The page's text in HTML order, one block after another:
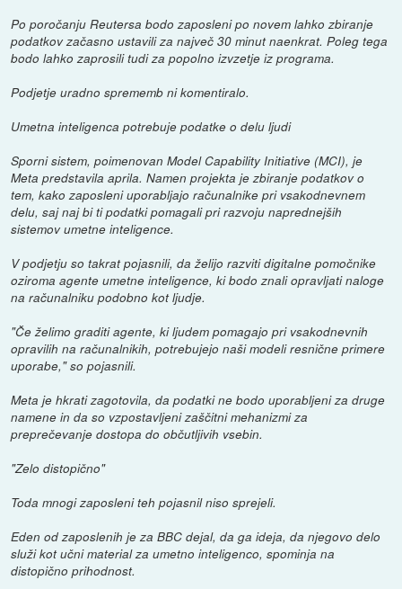
Po poročanju Reutersa bodo zaposleni po novem lahko zbiranje
podatkov začasno ustavili za največ 30 minut naenkrat. Poleg tega
bodo lahko zaprosili tudi za popolno izvzetje iz programa.
Podjetje uradno sprememb ni komentiralo.
Umetna inteligenca potrebuje podatke o delu ljudi
Sporni sistem, poimenovan Model Capability Initiative (MCI), je
Meta predstavila aprila. Namen projekta je zbiranje podatkov o
tem, kako zaposleni uporabljajo računalnike pri vsakodnevnem
delu, saj naj bi ti podatki pomagali pri razvoju naprednejših
sistemov umetne inteligence.
V podjetju so takrat pojasnili, da želijo razviti digitalne pomočnike
oziroma agente umetne inteligence, ki bodo znali opravljati naloge
na računalniku podobno kot ljudje.
"Če želimo graditi agente, ki ljudem pomagajo pri vsakodnevnih
opravilih na računalnikih, potrebujejo naši modeli resnične primere
uporabe," so pojasnili.
Meta je hkrati zagotovila, da podatki ne bodo uporabljeni za druge
namene in da so vzpostavljeni zaščitni mehanizmi za
preprečevanje dostopa do občutljivih vsebin.
"Zelo distopično"
Toda mnogi zaposleni teh pojasnil niso sprejeli.
Eden od zaposlenih je za BBC dejal, da ga ideja, da njegovo delo
služi kot učni material za umetno inteligenco, spominja na
distopično prihodnost.